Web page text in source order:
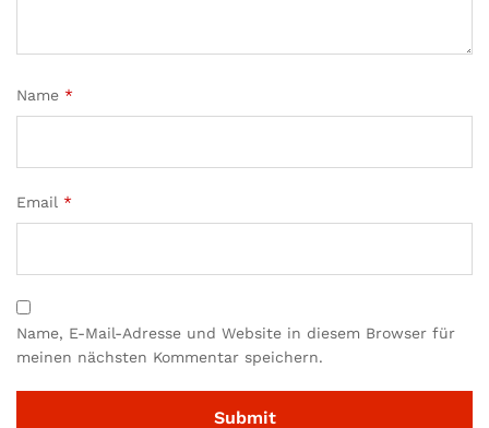
Name *
Email *
Name, E-Mail-Adresse und Website in diesem Browser für
meinen nächsten Kommentar speichern.